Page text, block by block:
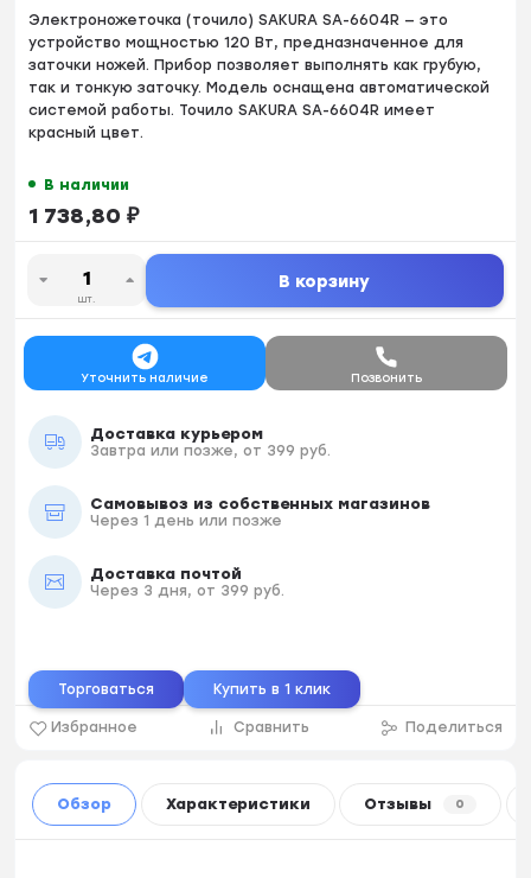
Электроножеточка (точило) SAKURA SA-6604R — это
устройство мощностью 120 Вт, предназначенное для
заточки ножей. Прибор позволяет выполнять как грубую,
так и тонкую заточку. Модель оснащена автоматической
системой работы. Точило SAKURA SA-6604R имеет
красный цвет.
В наличии
1 738,80 ₽
шт.
В корзину
Уточнить наличие Позвонить
Доставка курьером
Завтра или позже, от 399 руб.
Самовывоз из собственных магазинов
Через 1 день или позже
Доставка почтой
Через 3 дня, от 399 руб.
Избранное Сравнить Поделиться
Торговаться Купить в 1 клик
Обзор Характеристики Отзывы 0